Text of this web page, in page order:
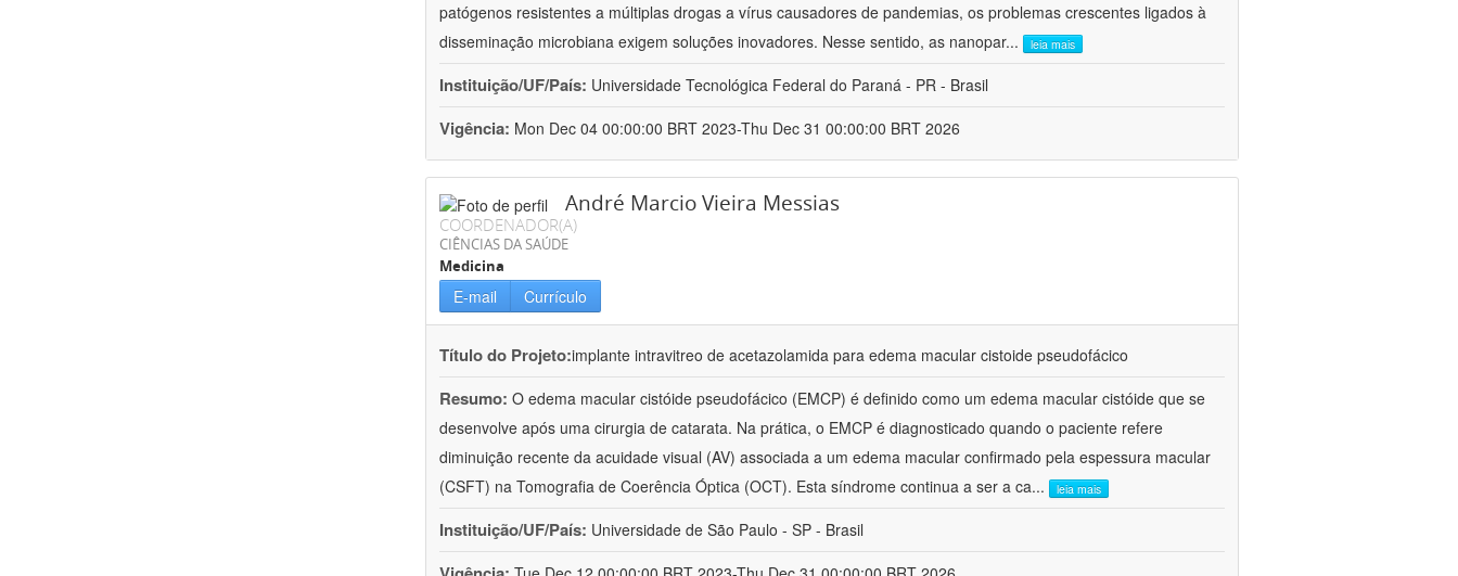
patógenos resistentes a múltiplas drogas a vírus causadores de pandemias, os problemas crescentes ligados à
disseminação microbiana exigem soluções inovadores. Nesse sentido, as nanopar... leia mais
Instituição/UF/País: Universidade Tecnológica Federal do Paraná - PR - Brasil
Vigência: Mon Dec 04 00:00:00 BRT 2023-Thu Dec 31 00:00:00 BRT 2026
André Marcio Vieira Messias
COORDENADOR(A)
CIÊNCIAS DA SAÚDE
Medicina
E-mail Currículo
Título do Projeto:implante intravitreo de acetazolamida para edema macular cistoide pseudofácico
Resumo: O edema macular cistóide pseudofácico (EMCP) é definido como um edema macular cistóide que se
desenvolve após uma cirurgia de catarata. Na prática, o EMCP é diagnosticado quando o paciente refere
diminuição recente da acuidade visual (AV) associada a um edema macular confirmado pela espessura macular
(CSFT) na Tomografia de Coerência Óptica (OCT). Esta síndrome continua a ser a ca... leia mais
Instituição/UF/País: Universidade de São Paulo - SP - Brasil